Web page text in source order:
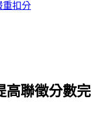
重扣分
高聯徵分數完